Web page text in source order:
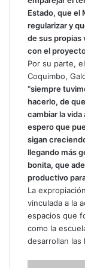
Estado, que el
regularizar y
de sus propias
con el
Por su parte,
Coquimbo,
“siempre
hacerlo, de
cambiar la
espero que
sigan
llegando más
bonita, que
productivo
La
vinculada a la
espacios que
como la
desarrollan las